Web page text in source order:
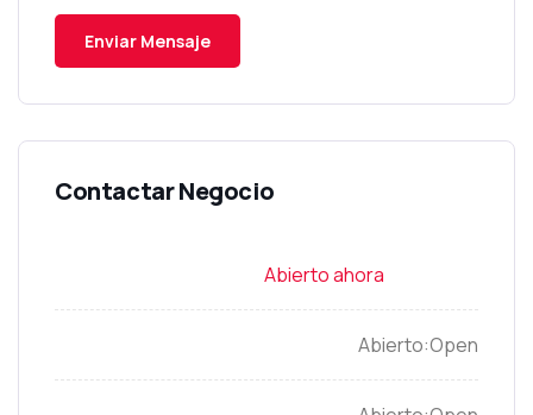
Open